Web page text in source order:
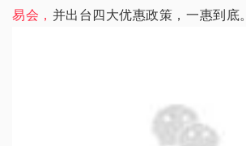
易会， 并出台四大优惠政策，一惠到底。